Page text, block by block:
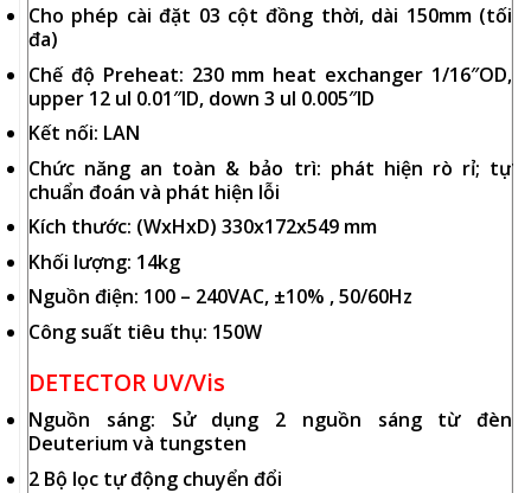
Cho phép cài đặt 03 cột đồng thời, dài 150mm (tối
đa)
Chế độ Preheat: 230 mm heat exchanger 1/16″OD,
upper 12 ul 0.01″ID, down 3 ul 0.005″ID
Kết nối: LAN
Chức năng an toàn & bảo trì: phát hiện rò rỉ; tự
chuẩn đoán và phát hiện lỗi
Kích thước: (WxHxD) 330x172x549 mm
Khối lượng: 14kg
Nguồn điện: 100 – 240VAC, ±10% , 50/60Hz
Công suất tiêu thụ: 150W
DETECTOR UV/Vis
Nguồn sáng: Sử dụng 2 nguồn sáng từ đèn
Deuterium và tungsten
2 Bộ lọc tự động chuyển đổi